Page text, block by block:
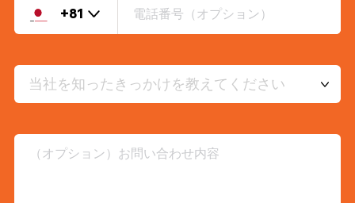
+81
当社を知ったきっかけを教えてください